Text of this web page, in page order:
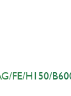
FE/H150/